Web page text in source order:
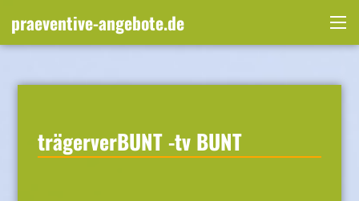
praeventive-angebote.de
trägerverBUNT -tv BUNT